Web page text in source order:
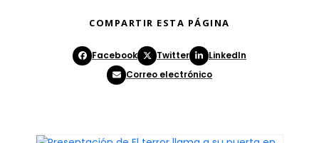
COMPARTIR ESTA PÁGINA
Facebook Twitter
LinkedIn
Correo electrónico